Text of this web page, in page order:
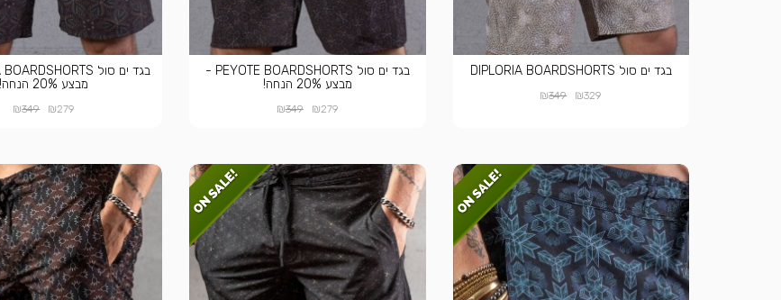
בגד ים סול DIPLORIA BOARDSHORTS
₪329
₪349
בגד ים סול PEYOTE BOARDSHORTS -
מבצע 20% הנחה!
₪279
₪349
מבצע 20% הנחה!
₪279
₪349